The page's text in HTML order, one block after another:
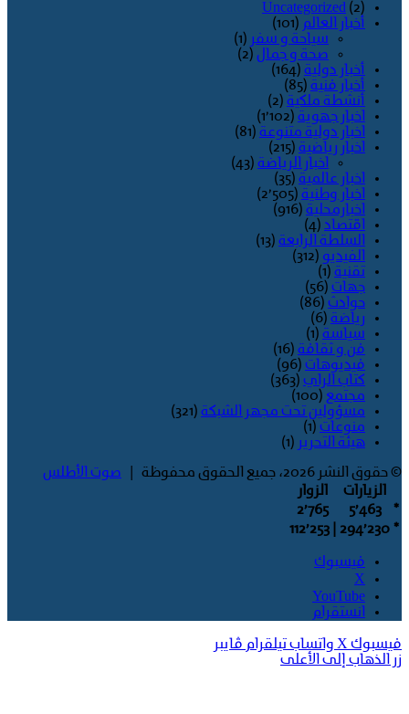
Uncategorized (2)
أخبار العالم (101)
سياحة و سفر (1)
صحة و جمال (2)
أخبار دولية (164)
أخبار فنية (85)
أنشطة ملكية (2)
اخبار جهوية (1٬102)
اخبار دولية متنوعة (81)
اخبار رياضية (215)
اخبار الرياضة (43)
اخبار عالمية (35)
اخبار وطنية (2٬505)
اخبارمحلية (916)
اقتصاد (4)
السلطة الرابعة (13)
الفيديو (312)
تقنية (1)
جهات (56)
حوادث (86)
رياضة (6)
سياسة (1)
فن و ثقافة (16)
فيديوهات (96)
كتاب الراي (363)
مجتمع (100)
مسؤولين تحت مجهر الشبكة (321)
منوعات (1)
هيئة التحرير (1)
© حقوق النشر 2026، جميع الحقوق محفوظة |
صوت الأطلس
الزيارات
الزوار
*
5٬463
2٬765
* 294٬230
فيسبوك
‫X
‫YouTube
انستقرام
فيسبوك‫X واتساب تيلقرام ڤايبر
زر الذهاب إلى الأعلى